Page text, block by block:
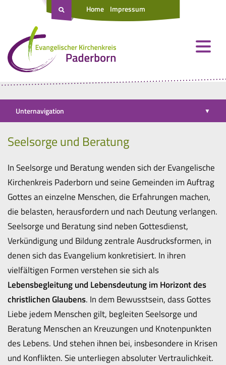
Home Impressum
Unternavigation ▼
Seelsorge und Beratung
In Seelsorge und Beratung wenden sich der Evangelische
Kirchenkreis Paderborn und seine Gemeinden im Auftrag
Gottes an einzelne Menschen, die Erfahrungen machen,
die belasten, herausfordern und nach Deutung verlangen.
Seelsorge und Beratung sind neben Gottesdienst,
Verkündigung und Bildung zentrale Ausdrucksformen, in
denen sich das Evangelium konkretisiert. In ihren
vielfältigen Formen verstehen sie sich als
Lebensbegleitung und Lebensdeutung im Horizont des
christlichen Glaubens. In dem Bewusstsein, dass Gottes
Liebe jedem Menschen gilt, begleiten Seelsorge und
Beratung Menschen an Kreuzungen und Knotenpunkten
des Lebens. Und stehen ihnen bei, insbesondere in Krisen
und Konflikten. Sie unterliegen absoluter Vertraulichkeit.